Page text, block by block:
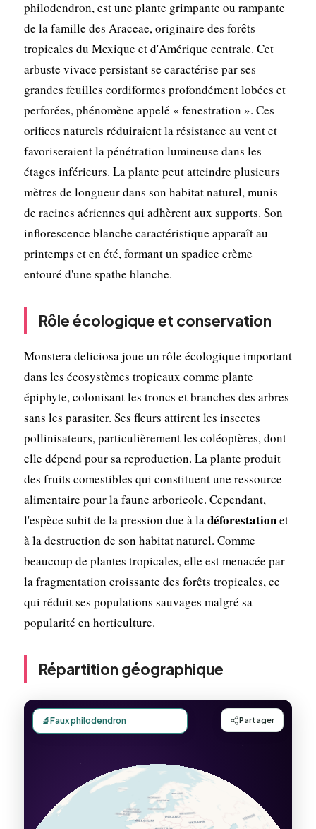
philodendron, est une plante grimpante ou rampante
de la famille des Araceae, originaire des forêts
tropicales du Mexique et d'Amérique centrale. Cet
arbuste vivace persistant se caractérise par ses
grandes feuilles cordiformes profondément lobées et
perforées, phénomène appelé « fenestration ». Ces
orifices naturels réduiraient la résistance au vent et
favoriseraient la pénétration lumineuse dans les
étages inférieurs. La plante peut atteindre plusieurs
mètres de longueur dans son habitat naturel, munis
de racines aériennes qui adhèrent aux supports. Son
inflorescence blanche caractéristique apparaît au
printemps et en été, formant un spadice crème
entouré d'une spathe blanche.
Rôle écologique et conservation
Monstera deliciosa joue un rôle écologique important
dans les écosystèmes tropicaux comme plante
épiphyte, colonisant les troncs et branches des arbres
sans les parasiter. Ses fleurs attirent les insectes
pollinisateurs, particulièrement les coléoptères, dont
elle dépend pour sa reproduction. La plante produit
des fruits comestibles qui constituent une ressource
alimentaire pour la faune arboricole. Cependant,
l'espèce subit de la pression due à ladéforestationet
à la destruction de son habitat naturel. Comme
beaucoup de plantes tropicales, elle est menacée par
la fragmentation croissante des forêts tropicales, ce
qui réduit ses populations sauvages malgré sa
popularité en horticulture.
Répartition géographique